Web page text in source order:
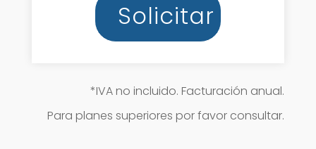
Solicitar
*IVA no incluido. Facturación anual.
Para planes superiores por favor consultar.